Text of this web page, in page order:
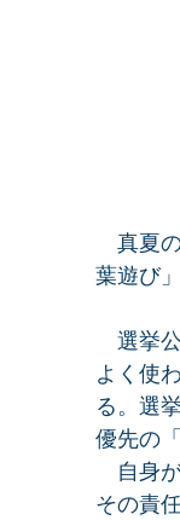
真夏
葉遊び
選挙
よく使
る。選
優先の
自身
その責